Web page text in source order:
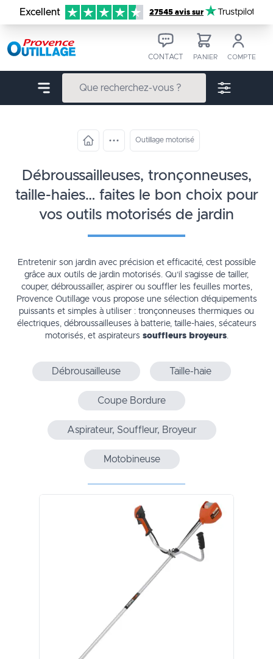
Aller au contenu
Excellent 27545 avis sur Trustpilot
CONTACT PANIER COMPTE
Outillage motorisé
débroussailleuses, tronçonneuses,
taille-haies… faites le bon choix pour
vos outils motorisés de jardin
Entretenir son jardin avec précision et efficacité, c’est possible
grâce aux outils de jardin motorisés. Qu’il s’agisse de tailler,
couper, débroussailler, aspirer ou souffler les feuilles mortes,
Provence Outillage vous propose une sélection d’équipements
puissants et simples à utiliser : tronçonneuses thermiques ou
électriques, débroussailleuses à batterie, taille-haies, sécateurs
motorisés, et aspirateurs souffleurs broyeurs.
Débrousailleuse Taille-haie
Coupe Bordure
Aspirateur, Souffleur, Broyeur
Motobineuse